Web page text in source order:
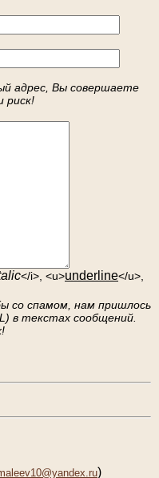
адрес, Вы совершаете
риск!
</i>, <u>underline</u>,
со спамом, нам пришлось
в текстах сообщений.
)